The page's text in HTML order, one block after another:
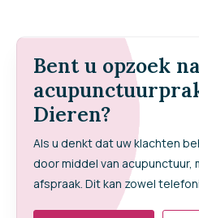
Bent u opzoek
Dieren?
Als u denkt dat uw klachten
door middel van acupunctuur,
afspraak. Dit kan zowel